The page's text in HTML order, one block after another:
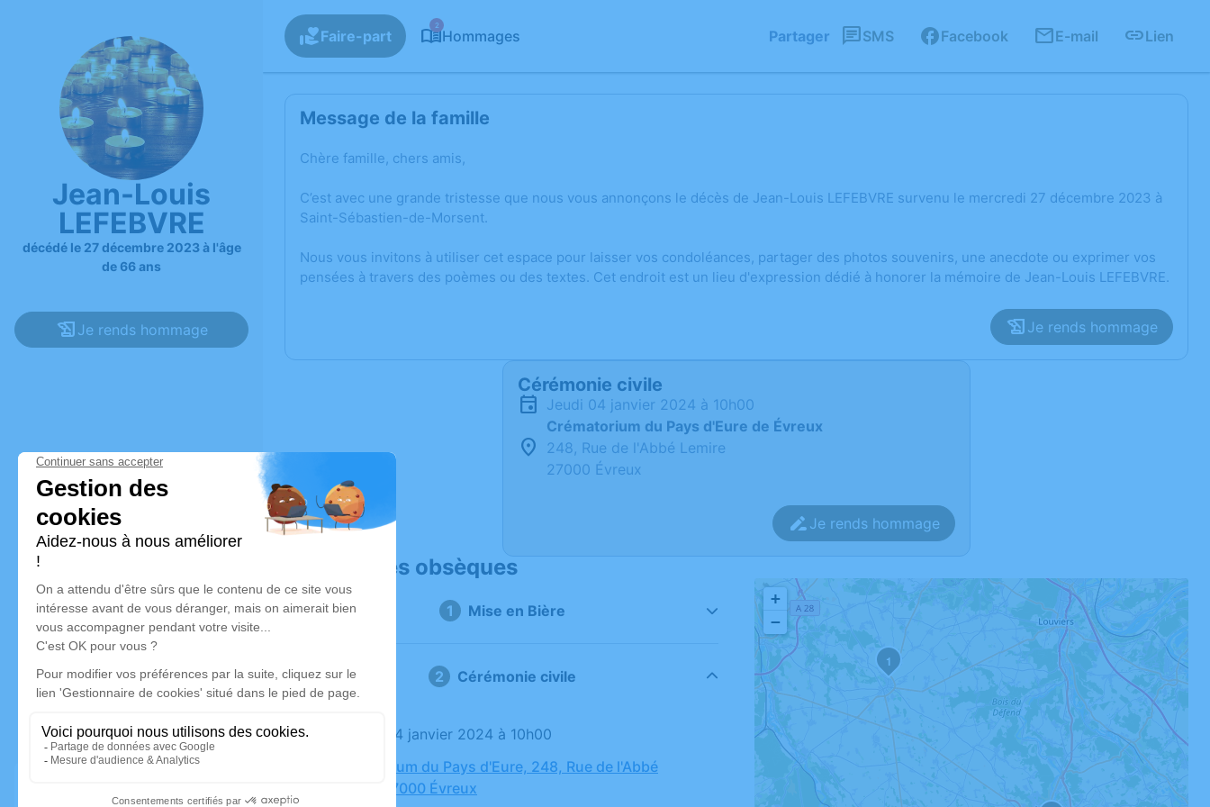
Jean-Louis
LEFEBVRE
décédé le 27 décembre 2023 à l'âge
de 66 ans
Je rends hommage
Faire-part
2
Hommages Partager SMS Facebook E-mail Lien
Message de la famille
Chère famille, chers amis,
C’est avec une grande tristesse que nous vous annonçons le décès de Jean-Louis LEFEBVRE survenu le mercredi 27 décembre 2023 à
Saint-Sébastien-de-Morsent.
Nous vous invitons à utiliser cet espace pour laisser vos condoléances, partager des photos souvenirs, une anecdote ou exprimer vos
pensées à travers des poèmes ou des textes. Cet endroit est un lieu d'expression dédié à honorer la mémoire de Jean-Louis LEFEBVRE.
Je rends hommage
Cérémonie civile
jeudi 04 janvier 2024 à 10h00
Crématorium du Pays d'Eure de Évreux
248, Rue de l'Abbé Lemire
27000 Évreux
Je rends hommage
Déroulé des obsèques
1 Mise en Bière
2 Cérémonie civile
Le jeudi 04 janvier 2024 à 10h00
Crématorium du Pays d'Eure, 248, Rue de l'Abbé
Lemire, 27000 Évreux
1
+
−